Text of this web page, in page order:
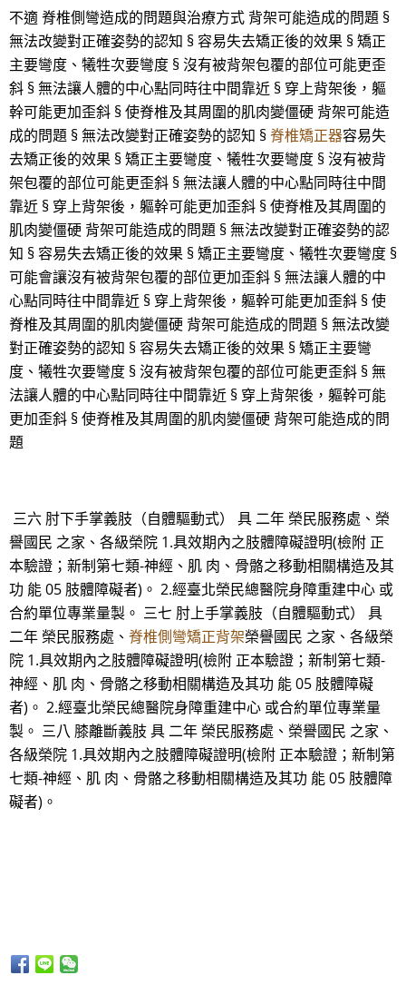
不適 脊椎側彎造成的問題與治療方式 背架可能造成的問題 §
無法改變對正確姿勢的認知 § 容易失去矯正後的效果 § 矯正
主要彎度、犧牲次要彎度 § 沒有被背架包覆的部位可能更歪
斜 § 無法讓人體的中心點同時往中間靠近 § 穿上背架後，軀
幹可能更加歪斜 § 使脊椎及其周圍的肌肉變僵硬 背架可能造
成的問題 § 無法改變對正確姿勢的認知 §脊椎矯正器容易失
去矯正後的效果 § 矯正主要彎度、犧牲次要彎度 § 沒有被背
架包覆的部位可能更歪斜 § 無法讓人體的中心點同時往中間
靠近 § 穿上背架後，軀幹可能更加歪斜 § 使脊椎及其周圍的
肌肉變僵硬 背架可能造成的問題 § 無法改變對正確姿勢的認
知 § 容易失去矯正後的效果 § 矯正主要彎度、犧牲次要彎度 §
可能會讓沒有被背架包覆的部位更加歪斜 § 無法讓人體的中
心點同時往中間靠近 § 穿上背架後，軀幹可能更加歪斜 § 使
脊椎及其周圍的肌肉變僵硬 背架可能造成的問題 § 無法改變
對正確姿勢的認知 § 容易失去矯正後的效果 § 矯正主要彎
度、犧牲次要彎度 § 沒有被背架包覆的部位可能更歪斜 § 無
法讓人體的中心點同時往中間靠近 § 穿上背架後，軀幹可能
更加歪斜 § 使脊椎及其周圍的肌肉變僵硬 背架可能造成的問
題
三六 肘下手掌義肢（自體驅動式） 具 二年 榮民服務處、榮
譽國民 之家、各級榮院 1.具效期內之肢體障礙證明(檢附 正
本驗證；新制第七類-神經、肌 肉、骨骼之移動相關構造及其
功 能 05 肢體障礙者)。 2.經臺北榮民總醫院身障重建中心 或
合約單位專業量製。 三七 肘上手掌義肢（自體驅動式） 具
二年 榮民服務處、 脊椎側彎矯正背架榮譽國民 之家、各級榮
院 1.具效期內之肢體障礙證明(檢附 正本驗證；新制第七類-
神經、肌 肉、骨骼之移動相關構造及其功 能 05 肢體障礙
者)。 2.經臺北榮民總醫院身障重建中心 或合約單位專業量
製。 三八 膝離斷義肢 具 二年 榮民服務處、榮譽國民 之家、
各級榮院 1.具效期內之肢體障礙證明(檢附 正本驗證；新制第
七類-神經、肌 肉、骨骼之移動相關構造及其功 能 05 肢體障
礙者)。